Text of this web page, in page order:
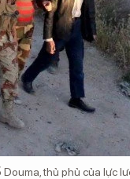
thủ phủ của lực